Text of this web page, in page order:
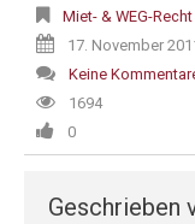
Miet- & WEG-Recht
17. November
Keine
1694
0
Geschrieben